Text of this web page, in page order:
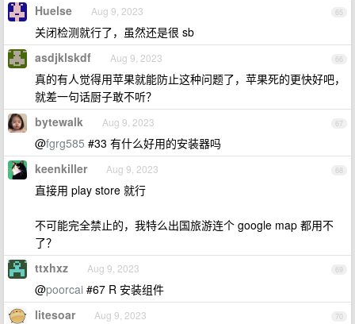
65
Huelse Aug 9, 2023
关闭检测就行了，虽然还是很 sb
66
asdjklskdf Aug 9, 2023
真的有人觉得用苹果就能防止这种问题了，苹果死的更快好吧，
就差一句话厨子敢不听？
67
bytewalk Aug 9, 2023
@fgrg585 #33 有什么好用的安装器吗
68
keenkiller Aug 9, 2023
直接用 play store 就行
不可能完全禁止的，我特么出国旅游连个 google map 都用不
了？
69
ttxhxz Aug 9, 2023
@poorcai #67 R 安装组件
70
litesoar Aug 9, 2023